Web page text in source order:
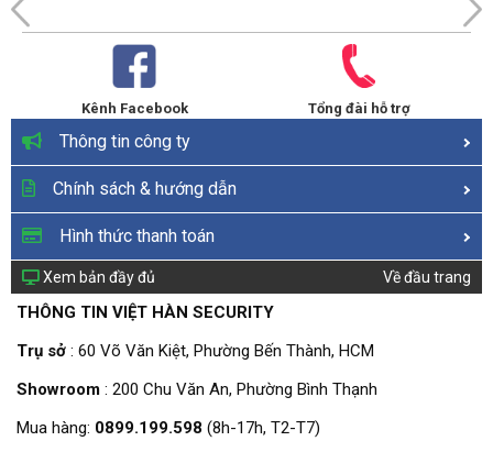
Kênh Facebook Tổng đài hỗ trợ
Thông tin công ty
Chính sách & hướng dẫn
Hình thức thanh toán
Xem bản đầy đủ Về đầu trang
THÔNG TIN VIỆT HÀN SECURITY
Trụ sở : 60 Võ Văn Kiệt, Phường Bến Thành, HCM
Showroom : 200 Chu Văn An, Phường Bình Thạnh
Mua hàng: 0899.199.598 (8h-17h, T2-T7)